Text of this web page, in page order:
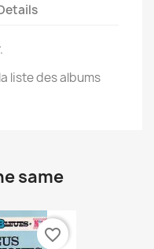
liste des albums
same
favorite_border